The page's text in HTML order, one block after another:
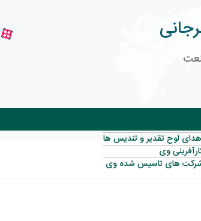
لوح تقدیر و تندیس ها
وی
های تاسیس شده وی